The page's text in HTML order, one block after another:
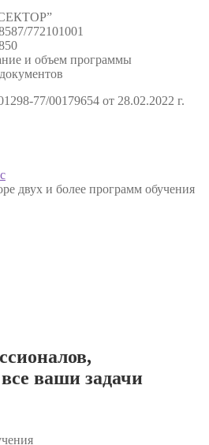
772101001
и объем программы
77/00179654 от 28.02.2022 г.
двух и более программ обучения
,
ваши задачи